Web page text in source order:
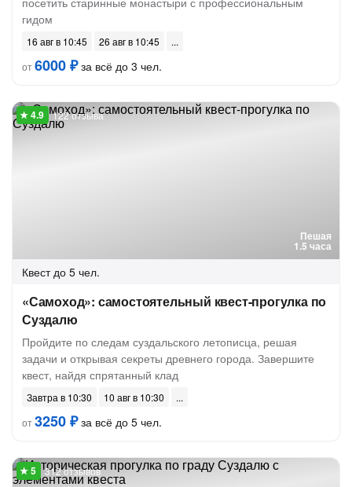
гидом
16 авг в 10:45
26 авг в 10:45
от6000 ₽за всё до 3 чел.
Пешая
1.5 часа
122 отзыва
Квест до 5 чел.
«Самоход»: самостоятельный квест-прогулка по
Суздалю
Пройдите по следам суздальского летописца, решая
задачи и открывая секреты древнего города. Завершите
квест, найдя спрятанный клад
Завтра в 10:30
10 авг в 10:30
от3250 ₽за всё до 5 чел.
312 отзывов